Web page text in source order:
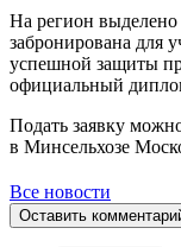
На регион выделено
забронирована для
успешной защиты
официальный
Подать заявку
в Минсельхозе
Все новости
Оставить